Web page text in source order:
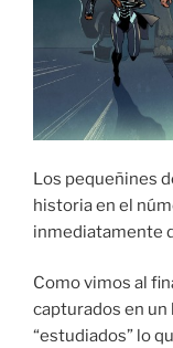
Los pequeñines
historia en el
inmediatamente
Como vimos al
capturados en
“estudiados” lo